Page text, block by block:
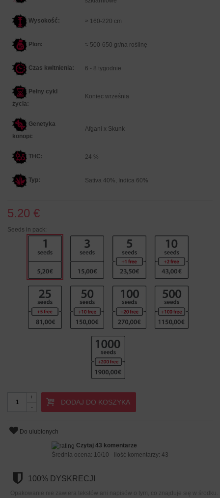
Wysokość: ≈ 160-220 cm
Plon: ≈ 500-650 gr/na roślinę
Czas kwitnienia: 6 - 8 tygodnie
Pełny cykl
życia:
Koniec września
Genetyka
konopi:
Afgani x Skunk
THC: 24 %
Typ: Sativa 40%, Indica 60%
5.20 €
Seeds in pack:
-
+
DODAJ DO KOSZYKA
Do ulubionych
Czytaj 43 komentarze
Średnia ocena: 10/10 - Ilość komentarzy: 43
100% DYSKRECJI
Opakowanie nie zawiera tekstów ani napisów o tym, co znajduje się w środku.